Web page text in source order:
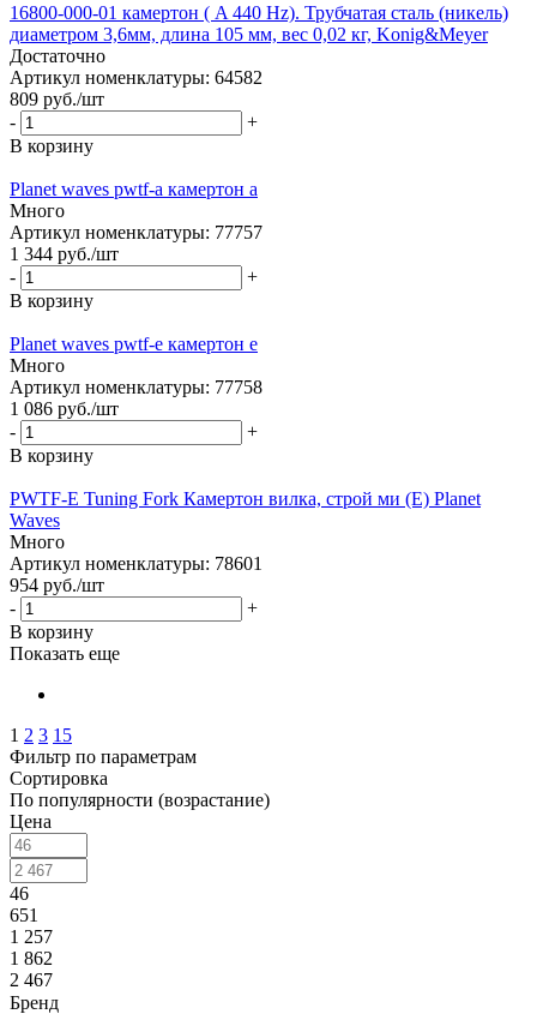
16800-000-01 камертон ( A 440 Hz). Трубчатая сталь (никель)
диаметром 3,6мм, длина 105 мм, вес 0,02 кг, Konig&Meyer
Достаточно
Артикул номенклатуры: 64582
809 руб./шт
-
+
В корзину
Planet waves pwtf-a камертон a
Много
Артикул номенклатуры: 77757
1 344 руб./шт
-
+
В корзину
Planet waves pwtf-e камертон e
Много
Артикул номенклатуры: 77758
1 086 руб./шт
-
+
В корзину
PWTF-E Tuning Fork Камертон вилка, строй ми (Е) Planet
Waves
Много
Артикул номенклатуры: 78601
954 руб./шт
-
+
В корзину
Показать еще
1 2 3 15
Фильтр по параметрам
Сортировка
По популярности (возрастание)
Цена
46
651
1 257
1 862
2 467
Бренд